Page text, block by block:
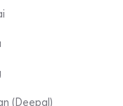
(Deepal)